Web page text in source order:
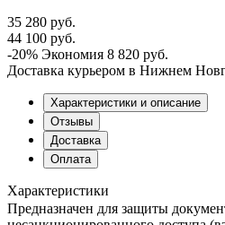
35 280 руб.
44 100 руб.
-20% Экономия 8 820 руб.
Доставка курьером в Нижнем
Характеристики и описание
Отзывы
Доставка
Оплата
Характеристики
Предназначен для защиты